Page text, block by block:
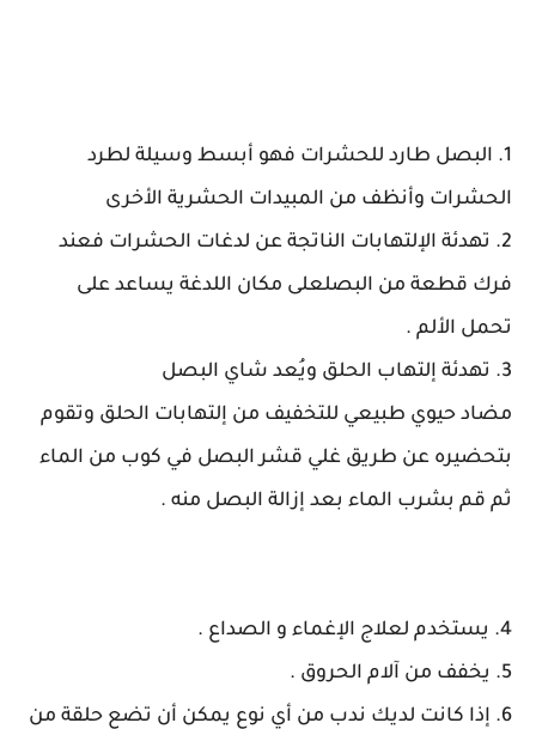
1. البصل طارد للحشرات فهو أبسط وسيلة لطرد
الحشرات وأنظف من المبيدات الحشرية الأخرى
2. تهدئة الإلتهابات الناتجة عن لدغات الحشرات فعند
فرك قطعة من البصلعلى مكان اللدغة يساعد على
تحمل الألم .
3. تهدئة إلتهاب الحلق ويُعد شاي البصل
مضاد حيوي طبيعي للتخفيف من إلتهابات الحلق وتقوم
بتحضيره عن طريق غلي قشر البصل في كوب من الماء
ثم قم بشرب الماء بعد إزالة البصل منه .
4. يستخدم لعلاج الإغماء و الصداع .
5. يخفف من آلام الحروق .
6. إذا كانت لديك ندب من أي نوع يمكن أن تضع حلقة من